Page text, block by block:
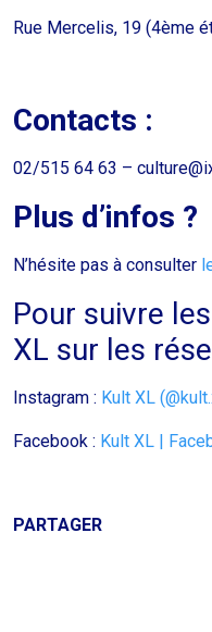
Rue Mercelis, 19 (4ème
Contacts :
02/515 64 63 –
Plus d’infos ?
N’hésite pas à consulter
Pour suivre
XL sur les
Instagram : Kult XL
Facebook : Kult XL |
PARTAGER